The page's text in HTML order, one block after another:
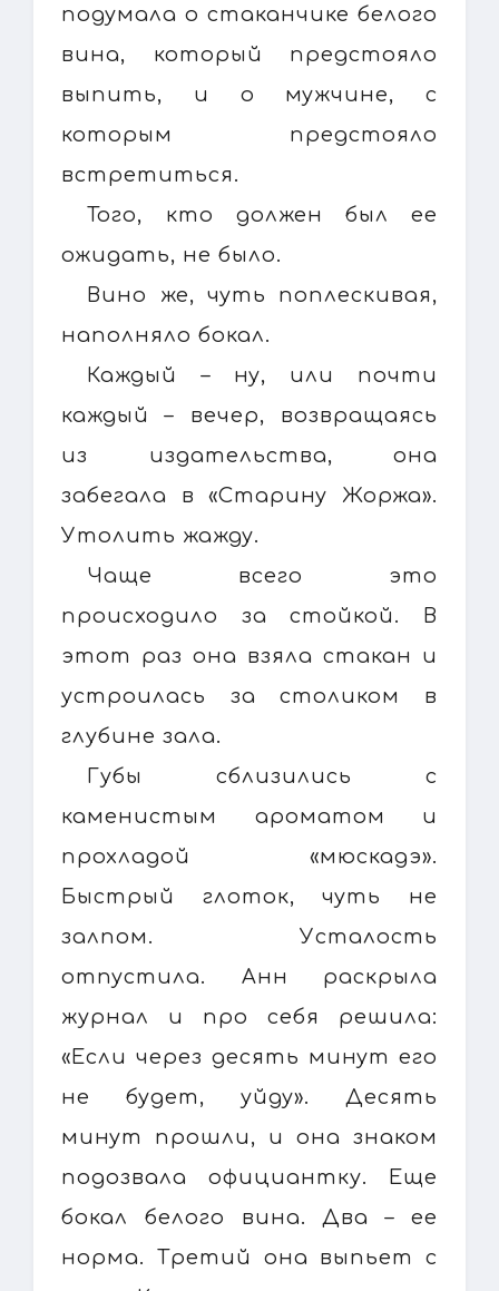
подумала о стаканчике белого
вина, который предстояло
выпить, и о мужчине, с
которым предстояло
встретиться.
Того, кто должен был ее
ожидать, не было.
Вино же, чуть поплескивая,
наполняло бокал.
Каждый – ну, или почти
каждый – вечер, возвращаясь
из издательства, она
забегала в «Старину Жоржа».
Утолить жажду.
Чаще всего это
происходило за стойкой. В
этот раз она взяла стакан и
устроилась за столиком в
глубине зала.
Губы сблизились с
каменистым ароматом и
прохладой «мюскадэ».
Быстрый глоток, чуть не
залпом. Усталость
отпустила. Анн раскрыла
журнал и про себя решила:
«Если через десять минут его
не будет, уйду». Десять
минут прошли, и она знаком
подозвала официантку. Еще
бокал белого вина. Два – ее
норма. Третий она выпьет с